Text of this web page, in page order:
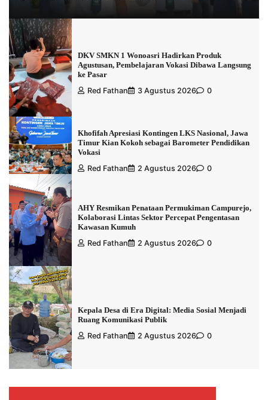
DKV SMKN 1 Wonoasri Hadirkan Produk
Agustusan, Pembelajaran Vokasi Dibawa Langsung
ke Pasar
Red Fathan
3 Agustus 2026 0
Khofifah Apresiasi Kontingen LKS Nasional, Jawa
Timur Kian Kokoh sebagai Barometer Pendidikan
Vokasi
Red Fathan
2 Agustus 2026 0
AHY Resmikan Penataan Permukiman Campurejo,
Kolaborasi Lintas Sektor Percepat Pengentasan
Kawasan Kumuh
Red Fathan
2 Agustus 2026 0
Kepala Desa di Era Digital: Media Sosial Menjadi
Ruang Komunikasi Publik
Red Fathan
2 Agustus 2026 0